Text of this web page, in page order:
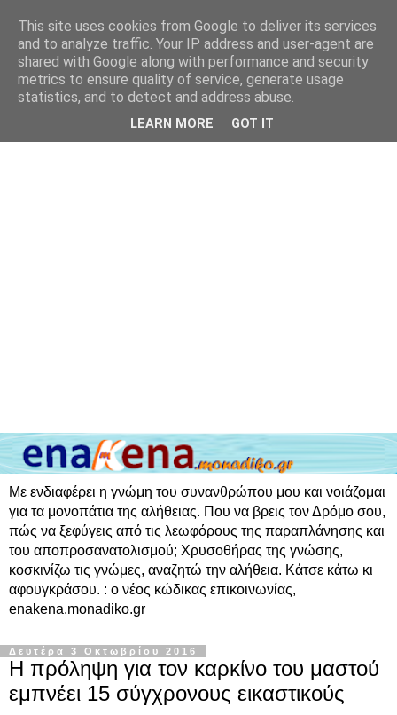
Με ενδιαφέρει η γνώμη του συνανθρώπου μου και νοιάζομαι
για τα μονοπάτια της αλήθειας. Που να βρεις τον Δρόμο σου,
πώς να ξεφύγεις από τις λεωφόρους της παραπλάνησης και
του αποπροσανατολισμού; Χρυσοθήρας της γνώσης,
κοσκινίζω τις γνώμες, αναζητώ την αλήθεια. Κάτσε κάτω κι
αφουγκράσου. : ο νέος κώδικας επικοινωνίας,
enakena.monadiko.gr
Δευτέρα 3 Οκτωβρίου 2016
Η πρόληψη για τον καρκίνο του μαστού
εμπνέει 15 σύγχρονους εικαστικούς
This site uses cookies from Google to deliver its services
and to analyze traffic. Your IP address and user-agent are
shared with Google along with performance and security
metrics to ensure quality of service, generate usage
statistics, and to detect and address abuse.
LEARN MORE GOT IT